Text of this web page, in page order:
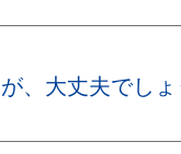
、大丈夫でし